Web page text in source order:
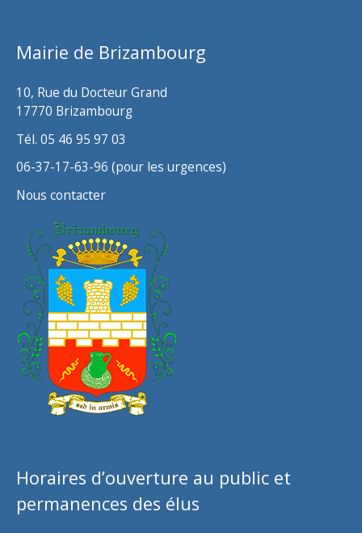
Mairie de Brizambourg
10, Rue du Docteur Grand
17770 Brizambourg
Tél. 05 46 95 97 03
06-37-17-63-96 (pour les urgences)
Nous contacter
Horaires d’ouverture au public et
permanences des élus